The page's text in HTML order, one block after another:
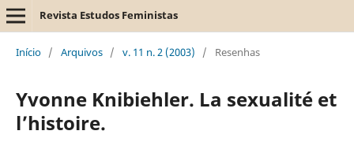
Revista Estudos Feministas
Início / Arquivos / v. 11 n. 2 (2003) / Resenhas
Yvonne Knibiehler. La sexualité et
l’histoire.